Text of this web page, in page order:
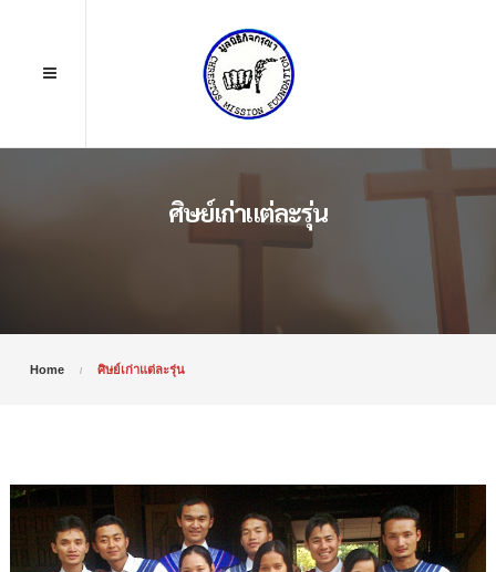
ศิษย์เก่าแต่ละรุ่น
Home ศิษย์เก่าแต่ละรุ่น